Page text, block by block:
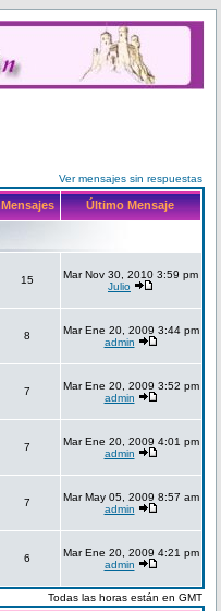
Ver mensajes sin respuestas
Último Mensaje
15
Mar Nov 30, 2010 3:59 pm
Julio
8
Mar Ene 20, 2009 3:44 pm
admin
7
Mar Ene 20, 2009 3:52 pm
admin
7
Mar Ene 20, 2009 4:01 pm
admin
7
Mar May 05, 2009 8:57 am
admin
6
Mar Ene 20, 2009 4:21 pm
admin
Todas las horas están en GMT